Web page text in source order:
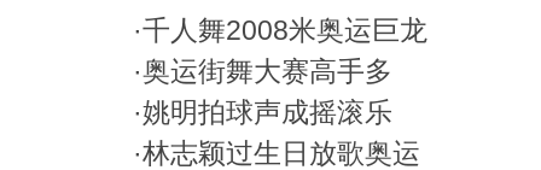
·千人舞2008米奥运巨龙
·奥运街舞大赛高手多
·姚明拍球声成摇滚乐
·林志颖过生日放歌奥运